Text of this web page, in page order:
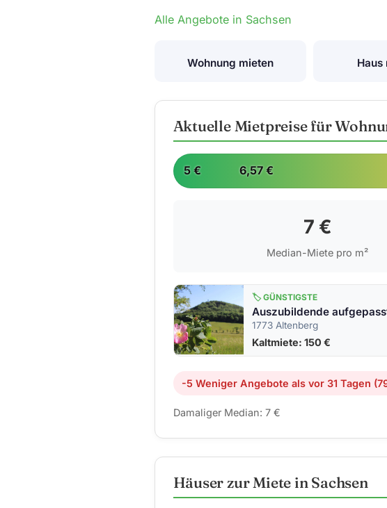
Alle Angebote in Sachsen
Wohnung mieten Haus
Aktuelle Mietpreise für
5 € 6,57 €
7 €
Median-Miete pro m²
🏷️ GÜNSTIGSTE
1773 Altenberg
Kaltmiete: 150 €
-5 Weniger Angebote als vor 31 Tagen
Damaliger Median: 7 €
Häuser zur Miete in Sachsen